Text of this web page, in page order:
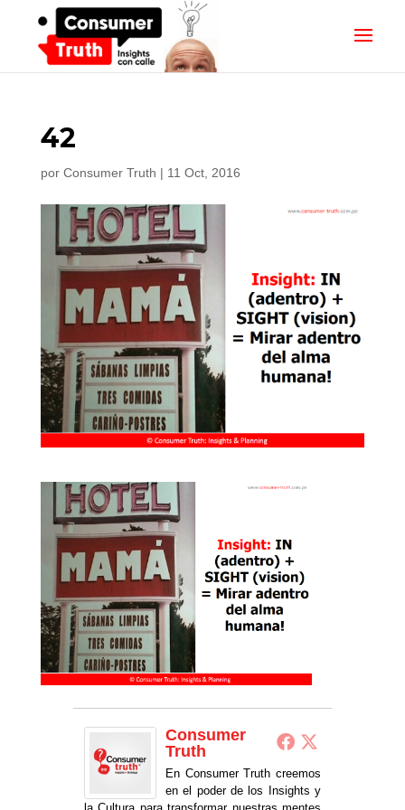
42
por Consumer Truth | 11 Oct, 2016
Consumer
Truth
En Consumer Truth creemos
en el poder de los Insights y